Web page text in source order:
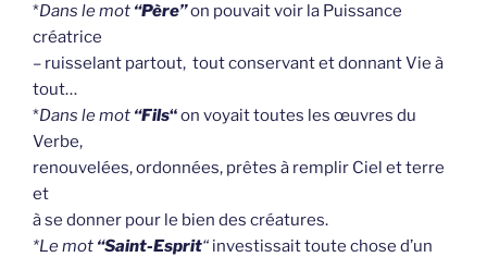
*Dans le mot “Père”on pouvait voir la Puissance
créatrice
– ruisselant partout, tout conservant et donnant Vie à
tout…
*Dans le mot “Fils“on voyait toutes les œuvres du
Verbe,
renouvelées, ordonnées, prêtes à remplir Ciel et terre
et
à se donner pour le bien des créatures.
*Le mot “Saint-Esprit“ investissait toute chose d’un